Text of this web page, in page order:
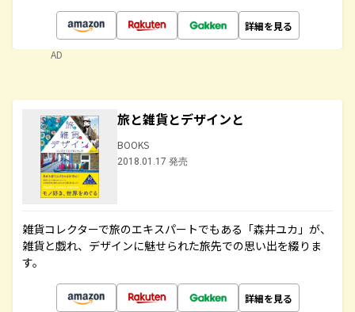
詳細を見る
AD
旅と雑貨とデザインと
BOOKS
2018.01.17 発売
雑貨コレクターで旅のエキスパートでもある「森井ユカ」が、
雑貨と戯れ、デザインに魅せられた旅先での思い出を綴りま
す。
詳細を見る